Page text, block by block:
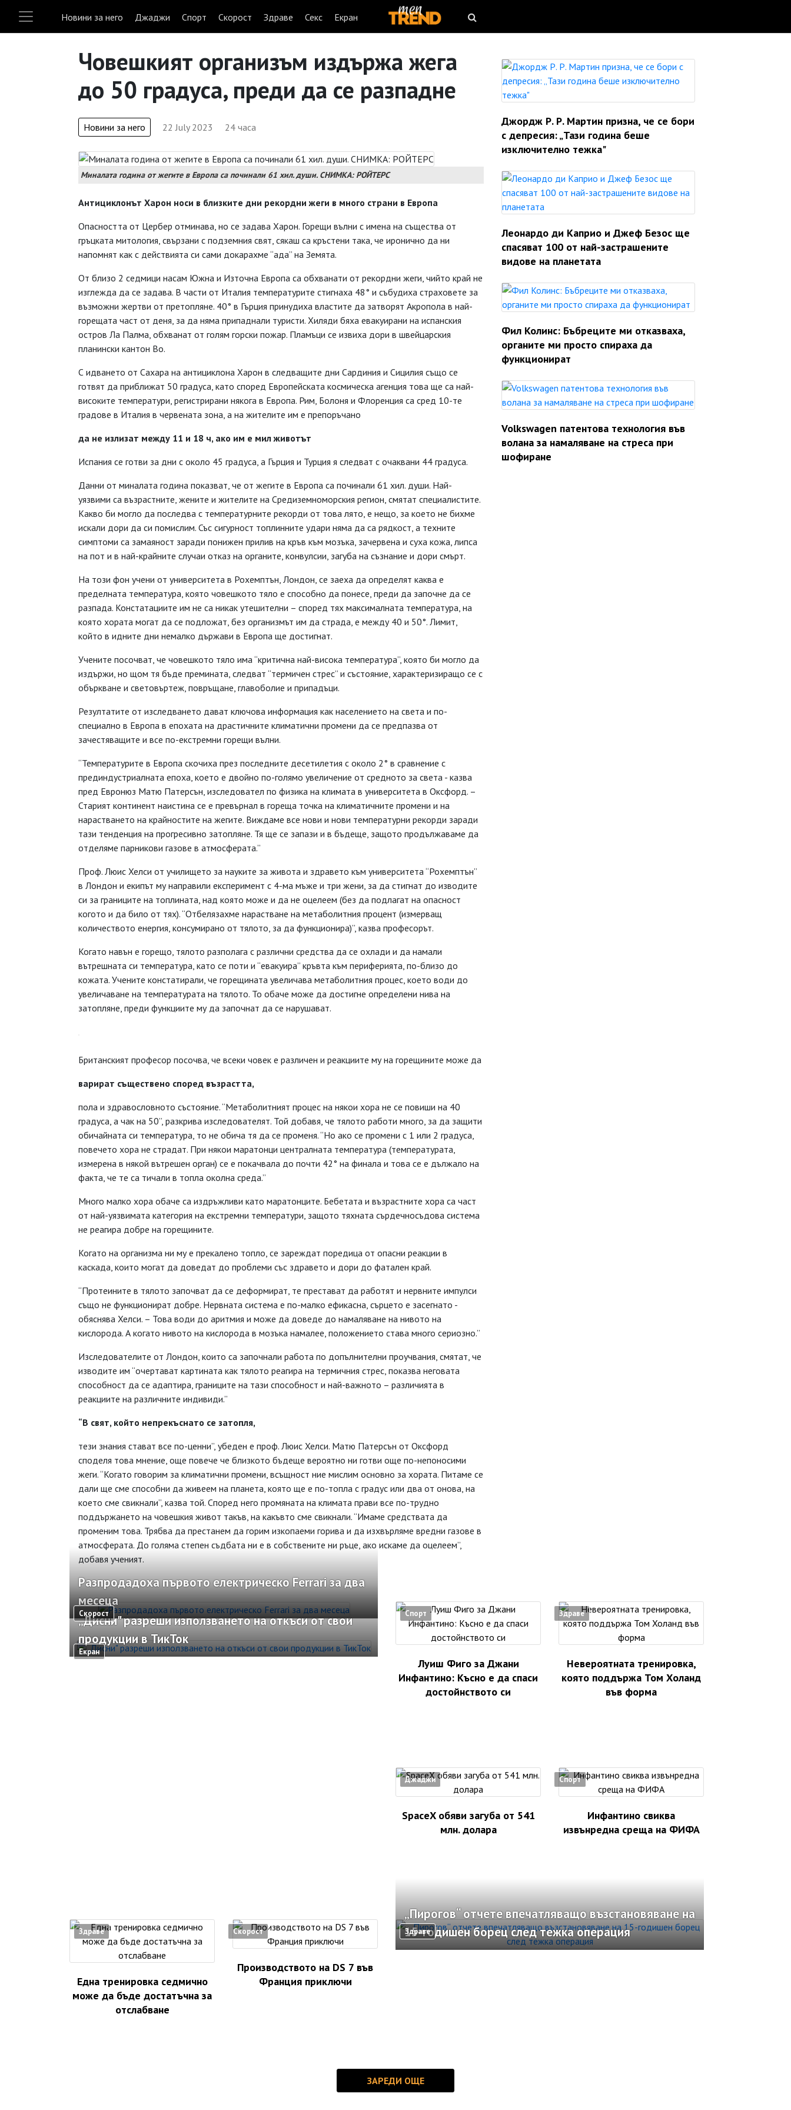
Новини за него Джаджи Спорт Скорост Здраве Секс Екран
Човешкият организъм издържа жега
до 50 градуса, преди да се разпадне
Новини за него 22 July 2023 24 часа
Миналата година от жегите в Европа са починали 61 хил. души. СНИМКА: РОЙТЕРС
Антициклонът Харон носи в близките дни рекордни жеги в много страни в Европа
Опасността от Цербер отминава, но се задава Харон. Горещи вълни с имена на същества от
гръцката митология, свързани с подземния свят, сякаш са кръстени така, че иронично да ни
напомнят как с действията си сами докарахме “ада” на Земята.
От близо 2 седмици насам Южна и Източна Европа са обхванати от рекордни жеги, чийто край не
изглежда да се задава. В части от Италия температурите стигнаха 48° и събудиха страховете за
възможни жертви от претопляне. 40° в Гърция принудиха властите да затворят Акропола в най-
горещата част от деня, за да няма припаднали туристи. Хиляди бяха евакуирани на испанския
остров Ла Палма, обхванат от голям горски пожар. Пламъци се извиха дори в швейцарския
планински кантон Во.
С идването от Сахара на антициклона Харон в следващите дни Сардиния и Сицилия също се
готвят да приближат 50 градуса, като според Европейската космическа агенция това ще са най-
високите температури, регистрирани някога в Европа. Рим, Болоня и Флоренция са сред 10-те
градове в Италия в червената зона, а на жителите им е препоръчано
да не излизат между 11 и 18 ч, ако им е мил животът
Испания се готви за дни с около 45 градуса, а Гърция и Турция я следват с очаквани 44 градуса.
Данни от миналата година показват, че от жегите в Европа са починали 61 хил. души. Най-
уязвими са възрастните, жените и жителите на Средиземноморския регион, смятат специалистите.
Какво би могло да последва с температурните рекорди от това лято, е нещо, за което не бихме
искали дори да си помислим. Със сигурност топлинните удари няма да са рядкост, а техните
симптоми са замаяност заради понижен прилив на кръв към мозъка, зачервена и суха кожа, липса
на пот и в най-крайните случаи отказ на органите, конвулсии, загуба на съзнание и дори смърт.
На този фон учени от университета в Рохемптън, Лондон, се заеха да определят каква е
пределната температура, която човешкото тяло е способно да понесе, преди да започне да се
разпада. Констатациите им не са никак утешителни – според тях максималната температура, на
която хората могат да се подложат, без организмът им да страда, е между 40 и 50°. Лимит,
който в идните дни немалко държави в Европа ще достигнат.
Учените посочват, че човешкото тяло има “критична най-висока температура”, която би могло да
издържи, но щом тя бъде премината, следват “термичен стрес” и състояние, характеризиращо се с
объркване и световъртеж, повръщане, главоболие и припадъци.
Резултатите от изследването дават ключова информация как населението на света и по-
специално в Европа в епохата на драстичните климатични промени да се предпазва от
зачестяващите и все по-екстремни горещи вълни.
“Температурите в Европа скочиха през последните десетилетия с около 2° в сравнение с
прединдустриалната епоха, което е двойно по-голямо увеличение от средното за света - казва
пред Евронюз Матю Патерсън, изследовател по физика на климата в университета в Оксфорд. –
Старият континент наистина се е превърнал в гореща точка на климатичните промени и на
нарастването на крайностите на жегите. Виждаме все нови и нови температурни рекорди заради
тази тенденция на прогресивно затопляне. Тя ще се запази и в бъдеще, защото продължаваме да
отделяме парникови газове в атмосферата.”
Проф. Люис Хелси от училището за науките за живота и здравето към университета “Рохемптън”
в Лондон и екипът му направили експеримент с 4-ма мъже и три жени, за да стигнат до изводите
си за границите на топлината, над която може и да не оцелеем (без да подлагат на опасност
когото и да било от тях). “Отбелязахме нарастване на метаболитния процент (измерващ
количеството енергия, консумирано от тялото, за да функционира)”, казва професорът.
Когато навън е горещо, тялото разполага с различни средства да се охлади и да намали
вътрешната си температура, като се поти и “евакуира” кръвта към периферията, по-близо до
кожата. Учените констатирали, че горещината увеличава метаболитния процес, което води до
увеличаване на температурата на тялото. То обаче може да достигне определени нива на
затопляне, преди функциите му да започнат да се нарушават.
Британският професор посочва, че всеки човек е различен и реакциите му на горещините може да
варират съществено според възрастта,
пола и здравословното състояние. “Метаболитният процес на някои хора не се повиши на 40
градуса, а чак на 50”, разкрива изследователят. Той добавя, че тялото работи много, за да защити
обичайната си температура, то не обича тя да се променя. “Но ако се промени с 1 или 2 градуса,
повечето хора не страдат. При някои маратонци централната температура (температурата,
измерена в някой вътрешен орган) се е покачвала до почти 42° на финала и това се е дължало на
факта, че те са тичали в топла околна среда.”
Много малко хора обаче са издръжливи като маратонците. Бебетата и възрастните хора са част
от най-уязвимата категория на екстремни температури, защото тяхната сърдечносъдова система
не реагира добре на горещините.
Когато на организма ни му е прекалено топло, се зареждат поредица от опасни реакции в
каскада, които могат да доведат до проблеми със здравето и дори до фатален край.
“Протеините в тялото започват да се деформират, те престават да работят и нервните импулси
също не функционират добре. Нервната система е по-малко ефикасна, сърцето е засегнато -
обяснява Хелси. – Това води до аритмия и може да доведе до намаляване на нивото на
кислорода. А когато нивото на кислорода в мозъка намалее, положението става много сериозно.”
Изследователите от Лондон, които са започнали работа по допълнителни проучвания, смятат, че
изводите им “очертават картината как тялото реагира на термичния стрес, показва неговата
способност да се адаптира, границите на тази способност и най-важното – различията в
реакциите на различните индивиди.”
“В свят, който непрекъснато се затопля,
тези знания стават все по-ценни”, убеден е проф. Люис Хелси. Матю Патерсън от Оксфорд
споделя това мнение, още повече че близкото бъдеще вероятно ни готви още по-непоносими
жеги. “Когато говорим за климатични промени, всъщност ние мислим основно за хората. Питаме се
дали ще сме способни да живеем на планета, която ще е по-топла с градус или два от онова, на
което сме свикнали”, казва той. Според него промяната на климата прави все по-трудно
поддържането на човешкия живот такъв, на какъвто сме свикнали. “Имаме средствата да
променим това. Трябва да престанем да горим изкопаеми горива и да изхвърляме вредни газове в
атмосферата. До голяма степен съдбата ни е в собствените ни ръце, ако искаме да оцелеем”,
добавя ученият.
Джордж Р. Р. Мартин призна, че се бори
с депресия: „Тази година беше
изключително тежка"
Леонардо ди Каприо и Джеф Безос ще
спасяват 100 от най-застрашените
видове на планетата
Фил Колинс: Бъбреците ми отказваха,
органите ми просто спираха да
функционират
Volkswagen патентова технология във
волана за намаляване на стреса при
шофиране
Скорост
Разпродадоха първото електрическо Ferrari за два
месеца
Екран
„Дисни" разреши използването на откъси от свои
продукции в ТикТок
Спорт
Луиш Фиго за Джани
Инфантино: Късно е да спаси
достойнството си
Здраве
Невероятната тренировка,
която поддържа Том Холанд
във форма
Джаджи
SpaceX обяви загуба от 541
млн. долара
Спорт
Инфантино свиква
извънредна среща на ФИФА
Здраве
Една тренировка седмично
може да бъде достатъчна за
отслабване
Скорост
Производството на DS 7 във
Франция приключи
Здраве
„Пирогов“ отчете впечатляващо възстановяване на
15-годишен борец след тежка операция